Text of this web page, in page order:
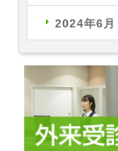
2024年6月